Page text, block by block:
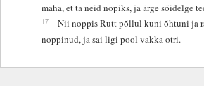
maha, et ta neid nopiks, ja ärge sõidelge
17
Nii noppis Rutt põllul kuni õhtuni ja
noppinud, ja sai ligi pool vakka otri.